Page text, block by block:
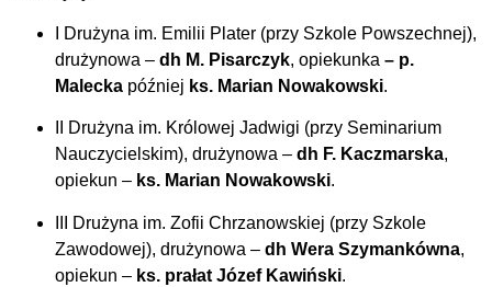
I Drużyna im. Emilii Plater (przy Szkole Powszechnej),
drużynowa – dh M. Pisarczyk, opiekunka – p.
Malecka później ks. Marian Nowakowski.
II Drużyna im. Królowej Jadwigi (przy Seminarium
Nauczycielskim), drużynowa – dh F. Kaczmarska,
opiekun – ks. Marian Nowakowski.
III Drużyna im. Zofii Chrzanowskiej (przy Szkole
Zawodowej), drużynowa – dh Wera Szymankówna,
opiekun – ks. prałat Józef Kawiński.